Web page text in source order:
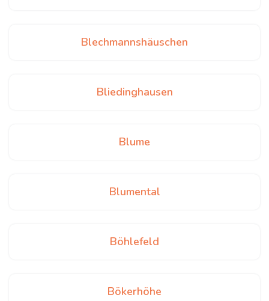
Blechmannshäuschen
Bliedinghausen
Blume
Blumental
Böhlefeld
Bökerhöhe